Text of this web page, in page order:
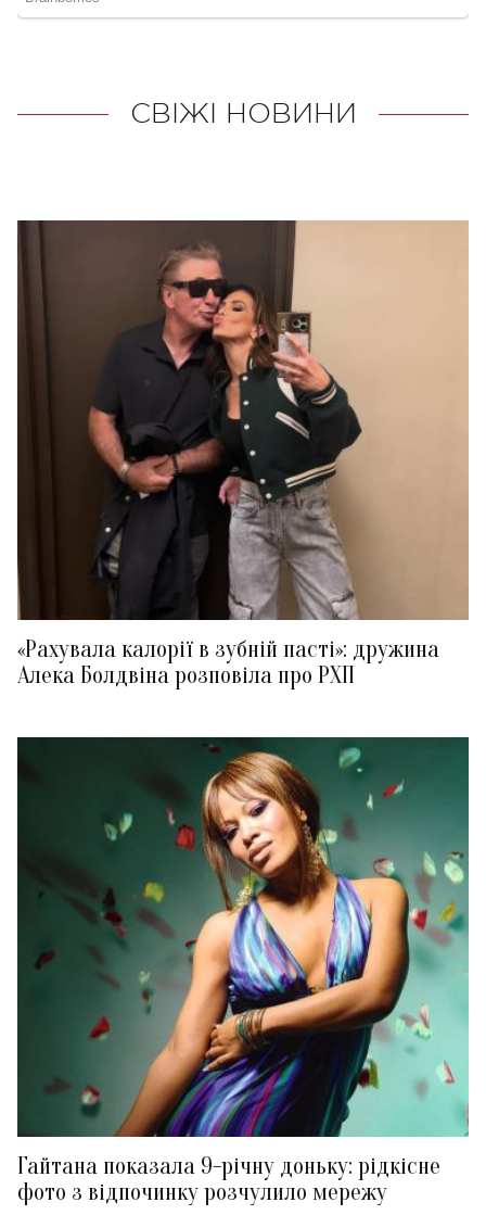
СВІЖІ НОВИНИ
«Рахувала калорії в зубній пасті»: дружина
Алека Болдвіна розповіла про РХП
Гайтана показала 9-річну доньку: рідкісне
фото з відпочинку розчулило мережу